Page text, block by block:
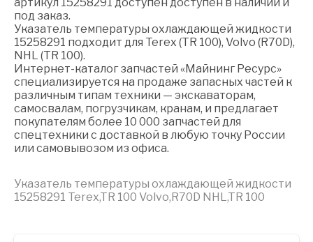
артикул 15258291 доступен доступен в наличии и
под заказ.
Указатель температуры охлаждающей жидкости
15258291 подходит для Terex (TR 100), Volvo (R70D),
NHL (TR 100).
Интернет-каталог запчастей «Майнинг Ресурс»
специализируется на продаже запасных частей к
различным типам техники — экскаваторам,
самосвалам, погрузчикам, кранам, и предлагает
покупателям более 10 000 запчастей для
спецтехники с доставкой в любую точку России
или самовывозом из офиса.
Указатель температуры охлаждающей жидкости
15258291 Terex,TR 100 Volvo,R70D NHL,TR 100